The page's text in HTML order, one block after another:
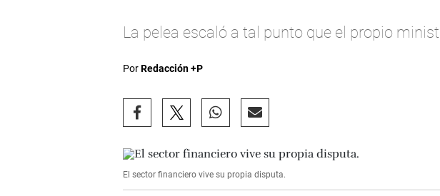
La pelea escaló a tal punto que el propio
PorRedacción +P
El sector financiero vive su propia disputa.